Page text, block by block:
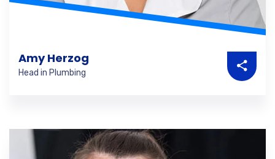
Amy Herzog
Head in Plumbing